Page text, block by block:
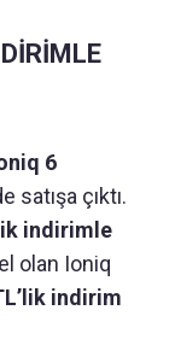
6
satışa çıktı.
indirimle
olan Ioniq
indirim